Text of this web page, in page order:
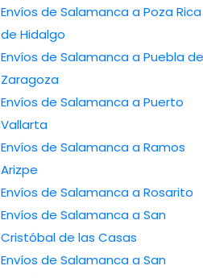
Envíos de Salamanca a Poza Rica
de Hidalgo
Envíos de Salamanca a Puebla de
Zaragoza
Envíos de Salamanca a Puerto
Vallarta
Envíos de Salamanca a Ramos
Arizpe
Envíos de Salamanca a Rosarito
Envíos de Salamanca a San
Cristóbal de las Casas
Envíos de Salamanca a San